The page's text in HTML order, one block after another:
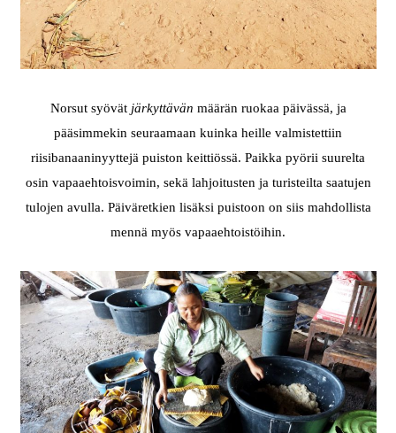
Norsut syövät järkyttävän määrän ruokaa päivässä, ja
pääsimmekin seuraamaan kuinka heille valmistettiin
riisibanaaninyyttejä puiston keittiössä. Paikka pyörii suurelta
osin vapaaehtoisvoimin, sekä lahjoitusten ja turisteilta saatujen
tulojen avulla. Päiväretkien lisäksi puistoon on siis mahdollista
mennä myös vapaaehtoistöihin.